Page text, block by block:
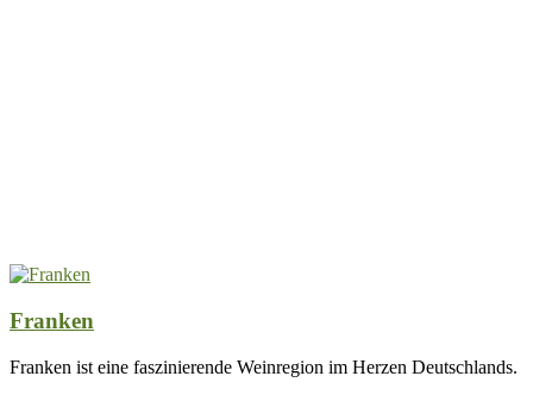
Franken
Franken ist eine faszinierende Weinregion im Herzen Deutschlands.